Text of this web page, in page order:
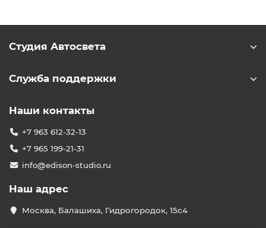
Студия Автосвета
Служба поддержки
Наши контакты
+7 963 612-32-13
+7 965 199-21-31
info@edison-studio.ru
Наш адрес
Москва, Балашиха, Гидрогородок, 15с4